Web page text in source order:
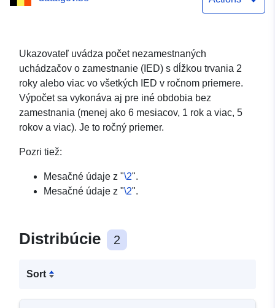
Ukazovateľ uvádza počet nezamestnaných
uchádzačov o zamestnanie (IED) s dĺžkou trvania 2
roky alebo viac vo všetkých IED v ročnom priemere.
Výpočet sa vykonáva aj pre iné obdobia bez
zamestnania (menej ako 6 mesiacov, 1 rok a viac, 5
rokov a viac). Je to ročný priemer.
Pozri tiež:
Mesačné údaje z "\2".
Mesačné údaje z "\2".
Distribúcie 2
Sort